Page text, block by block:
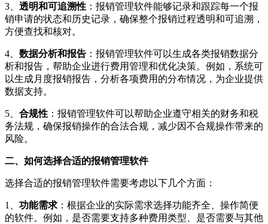
3、 透明和可追溯性 ：报销管理软件能够记录和跟踪每一个报
销申请的状态和历史记录，确保整个报销过程透明和可追溯，
方便查找和核对。
4、 数据分析和报告 ：报销管理软件可以生成各类报销数据分
析和报告，帮助企业进行费用管理和优化决策。例如，系统可
以生成月度报销报告，分析各项费用的分布情况，为企业提供
数据支持。
5、 合规性 ：报销管理软件可以帮助企业遵守相关的财务和税
务法规，确保报销操作的合法合规，减少因不合规操作带来的
风险。
二、如何选择合适的报销管理软件
选择合适的报销管理软件需要考虑以下几个方面：
1、 功能需求 ：根据企业的实际需求选择功能齐全、操作简便
的软件。例如，是否需要支持多种费用类型、是否需要与其他